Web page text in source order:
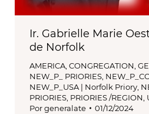
Ir. Gabrielle Marie
de Norfolk
AMERICA, CONGREGATION,
NEW_P_ PRIORIES,
NEW_P_USA | Norfolk Priory,
PRIORIES, PRIORIES /REGION,
Porgeneralate 01/12/2024